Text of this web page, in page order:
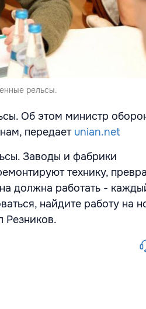
рельсы.
Об этом министр
передает unian.net
Заводы и фабрики
технику,
должна работать -
найдите работу на
Резников.